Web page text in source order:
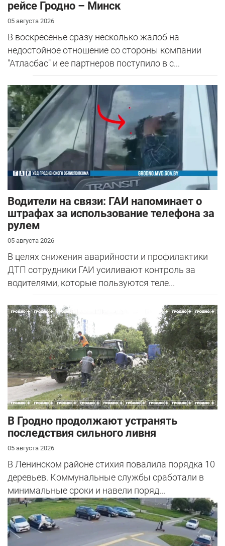
рейсе Гродно – Минск
05 августа 2026
В воскресенье сразу несколько жалоб на
недостойное отношение со стороны компании
"Атласбас" и ее партнеров поступило в с...
Водители на связи: ГАИ напоминает о
штрафах за использование телефона за
рулем
05 августа 2026
В целях снижения аварийности и профилактики
ДТП сотрудники ГАИ усиливают контроль за
водителями, которые пользуются теле...
В Гродно продолжают устранять
последствия сильного ливня
05 августа 2026
В Ленинском районе стихия повалила порядка 10
деревьев. Коммунальные службы сработали в
минимальные сроки и навели поряд...